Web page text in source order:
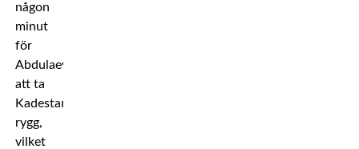
någon
minut
för
Abdulaev
att ta
Kadestams
rygg,
vilket